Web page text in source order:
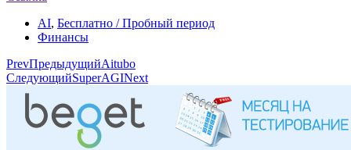
AI, Бесплатно / Пробный период
Финансы
PrevПредыдущийAitubo
СледующийSuperAGINext